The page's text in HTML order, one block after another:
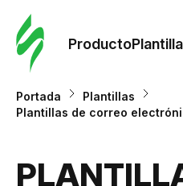
Producto
Portada
Plantillas
Plantillas de correo